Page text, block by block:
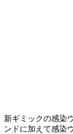
新ギミックの感染
ンドに加えて感染